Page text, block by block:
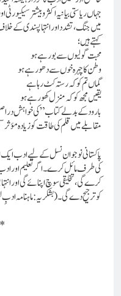
جہاں ریاستی بیانیہ اکثر و بیشتر
میں جنگ، تشدد اور انتہا پسندی کے
محبت گولیوں سے بو رہے ہو
وطن کا چہرہ خوں سے دھو رہے ہو
گماں تم کو کہ رستہ کٹ رہا ہے
یقیں مجھ کو کہ منزل کھو رہے ہو
مقابلے میں قلم کی طاقت کو زیادہ مؤثر
پاکستانی نوجوان نسل کے لیے ادب ایک
کی طرف مائل کرے۔ اگر تعلیم اور
کرے گی، تخلیقی سوچ اپنائے گی اور
کو ترجیح دے گی۔(بشکریہ : ماہنامہ